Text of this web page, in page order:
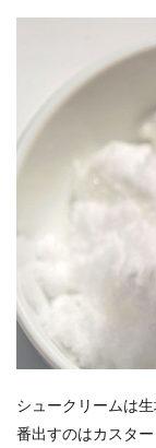
シュークリームは
番出すのはカスタ